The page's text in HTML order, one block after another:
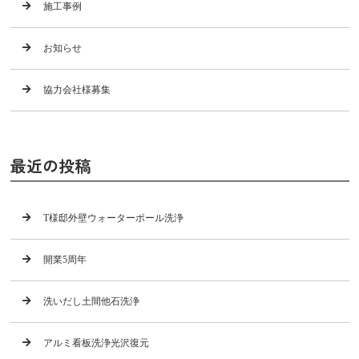
施工事例
お知らせ
協力会社様募集
最近の投稿
T様邸外壁ウォーターポール洗浄
開業5周年
洗いだし土間他石洗浄
アルミ看板洗浄光沢復元